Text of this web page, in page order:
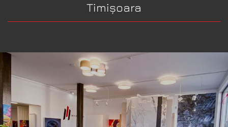
Timișoara